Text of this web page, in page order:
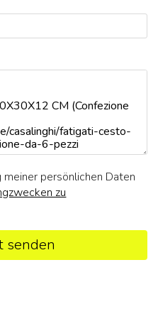
persönlichen Daten
zu
senden